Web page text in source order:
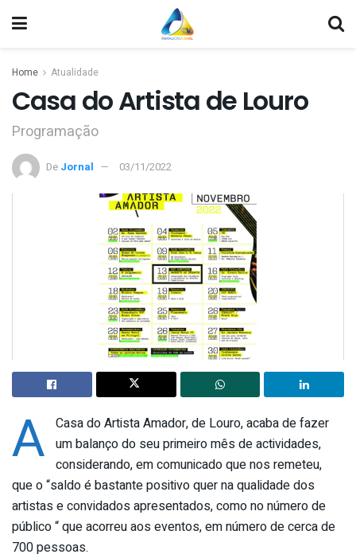
Home Atualidade
Casa do Artista de Louro
Programação
De Jornal 03/11/2022
A Casa do Artista Amador, de Louro, acaba de fazer
um balanço do seu primeiro mês de actividades,
considerando, em comunicado que nos remeteu,
que o “saldo é bastante positivo quer na qualidade dos
artistas e convidados apresentados, como no número de
público “ que acorreu aos eventos, em número de cerca de
700 pessoas.